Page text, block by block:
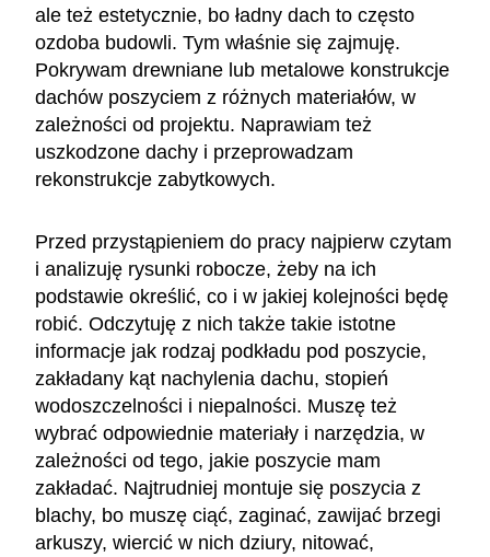
ale też estetycznie, bo ładny dach to często
ozdoba budowli. Tym właśnie się zajmuję.
Pokrywam drewniane lub metalowe konstrukcje
dachów poszyciem z różnych materiałów, w
zależności od projektu. Naprawiam też
uszkodzone dachy i przeprowadzam
rekonstrukcje zabytkowych.
Przed przystąpieniem do pracy najpierw czytam
i analizuję rysunki robocze, żeby na ich
podstawie określić, co i w jakiej kolejności będę
robić. Odczytuję z nich także takie istotne
informacje jak rodzaj podkładu pod poszycie,
zakładany kąt nachylenia dachu, stopień
wodoszczelności i niepalności. Muszę też
wybrać odpowiednie materiały i narzędzia, w
zależności od tego, jakie poszycie mam
zakładać. Najtrudniej montuje się poszycia z
blachy, bo muszę ciąć, zaginać, zawijać brzegi
arkuszy, wiercić w nich dziury, nitować,